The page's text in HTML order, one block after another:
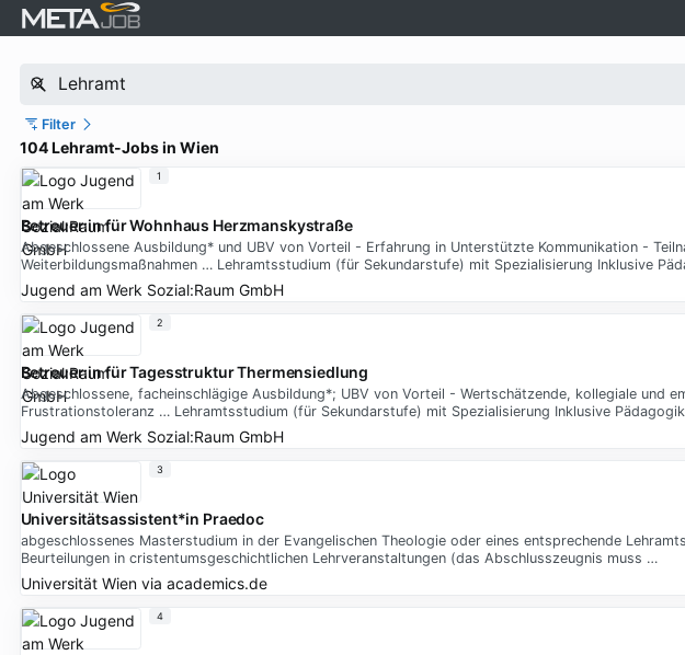
Filter
104 Lehramt-Jobs in Wien
Betreuer:in für Wohnhaus Herzmanskystraße
Abgeschlossene Ausbildung* und UBV von Vorteil - Erfahrung in Unterstützte Kommunikation -
Weiterbildungsmaßnahmen … Lehramtsstudium (für Sekundarstufe) mit Spezialisierung Inklusive
Jugend am Werk Sozial:Raum GmbH
1
Betreuer:in für Tagesstruktur Thermensiedlung
Abgeschlossene, facheinschlägige Ausbildung*; UBV von Vorteil - Wertschätzende, kollegiale und
Frustrationstoleranz … Lehramtsstudium (für Sekundarstufe) mit Spezialisierung Inklusive Pädagogik
Jugend am Werk Sozial:Raum GmbH
2
Universitätsassistent*in Praedoc
abgeschlossenes Masterstudium in der Evangelischen Theologie oder eines entsprechende
Beurteilungen in cristentumsgeschichtlichen Lehrveranstaltungen (das Abschlusszeugnis muss …
Universität Wienvia academics.de
3
4